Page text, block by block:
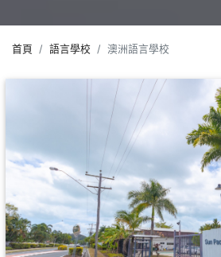
首頁 語言學校 澳洲語言學校